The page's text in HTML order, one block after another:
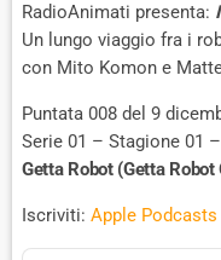
RadioAnimati presenta:
Un lungo viaggio fra i
con Mito Komon e
Puntata 008 del 9
Serie 01 – Stagione 01
Getta Robot (Getta Robot
Iscriviti: Apple Podcasts